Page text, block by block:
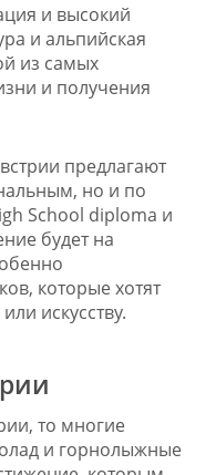
и высокий
и альпийская
из самых
и получения
предлагают
но и по
School diploma и
будет на
которые хотят
искусству.
то многие
и горнолыжные